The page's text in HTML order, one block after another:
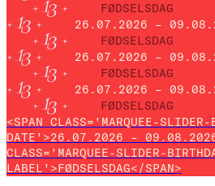
FØDSELSDAG
26.07.2026 –
FØDSELSDAG
26.07.2026 –
FØDSELSDAG
26.07.2026 –
FØDSELSDAG
<SPAN CLASS='MARQUEE-SLIDER-
DATE'>26.07.2026 –
CLASS='MARQUEE-SLIDER-
LABEL'>FØDSELSDAG</SPAN>